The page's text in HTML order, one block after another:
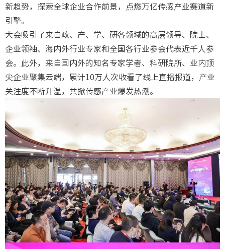
新趋势，探索全球企业合作前景，点燃万亿传感产业赛道新
引擎。
大会吸引了来自政、产、学、研各领域的高层领导、院士、
企业领袖、海内外行业专家和全国各行业参会代表近千人参
会。此外，来自国内外的知名专家学者、科研院所、业内顶
尖企业聚集云端，累计10万人次收看了线上直播报道，产业
关注度不断升温，共掀传感产业爆发热潮。